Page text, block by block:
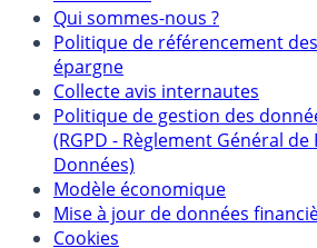
Mentions légales et Conditions
Partenaires
Qui sommes-nous ?
Politique de référencement des
épargne
Collecte avis internautes
Politique de gestion des
(RGPD - Règlement Général de
Données)
Modèle économique